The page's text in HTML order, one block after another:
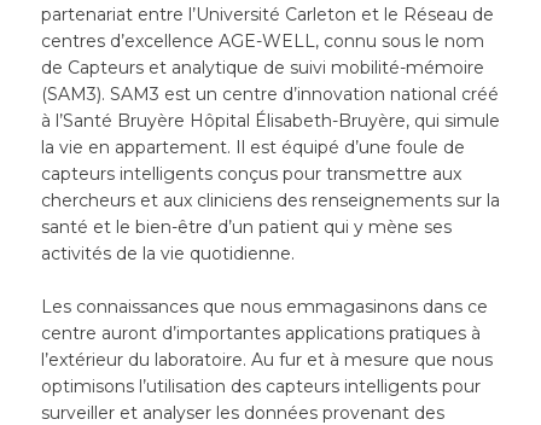
partenariat entre l’Université Carleton et le Réseau de
centres d’excellence AGE-WELL, connu sous le nom
de Capteurs et analytique de suivi mobilité-mémoire
(SAM3). SAM3 est un centre d’innovation national créé
à l’Santé Bruyère Hôpital Élisabeth-Bruyère, qui simule
la vie en appartement. Il est équipé d’une foule de
capteurs intelligents conçus pour transmettre aux
chercheurs et aux cliniciens des renseignements sur la
santé et le bien-être d’un patient qui y mène ses
activités de la vie quotidienne.
Les connaissances que nous emmagasinons dans ce
centre auront d’importantes applications pratiques à
l’extérieur du laboratoire. Au fur et à mesure que nous
optimisons l’utilisation des capteurs intelligents pour
surveiller et analyser les données provenant des